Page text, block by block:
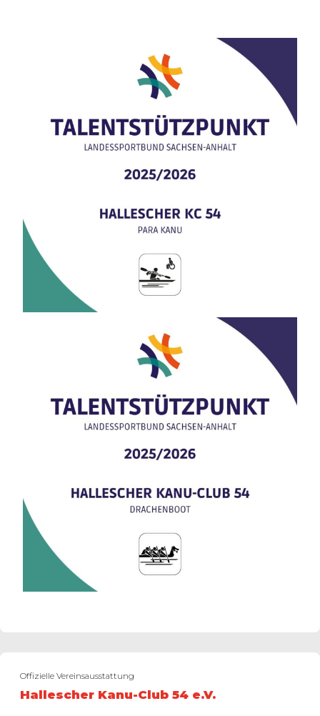
Offizielle Vereinsausstattung
Hallescher Kanu-Club 54 e.V.